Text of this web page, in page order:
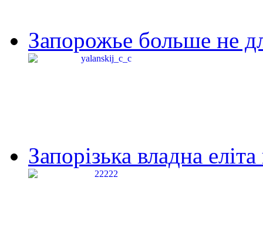
Запорожье больше не
Запорізька владна